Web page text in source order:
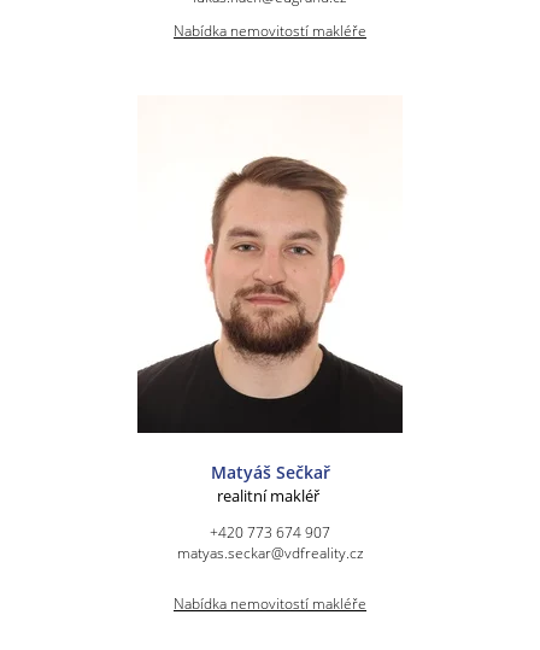
Nabídka nemovitostí makléře
Matyáš Sečkař
realitní makléř
+420 773 674 907
matyas.seckar@vdfreality.cz
Nabídka nemovitostí makléře